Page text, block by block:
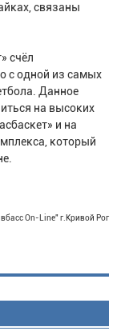
связаны
счёл
с одной из самых
Данное
на высоких
и на
который
On-Line" г.Кривой Рог